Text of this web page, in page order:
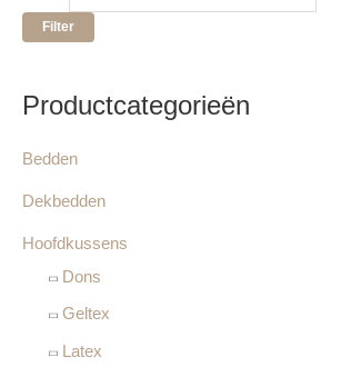
r
j
s
j
Filter
Productcategorieën
Bedden
Dekbedden
Hoofdkussens
Dons
Geltex
Latex